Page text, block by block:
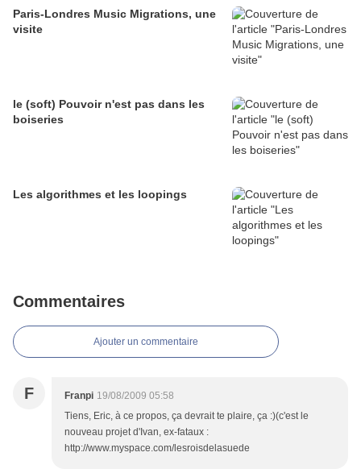
Paris-Londres Music Migrations, une
visite
le (soft) Pouvoir n'est pas dans les
boiseries
Les algorithmes et les loopings
Commentaires
Ajouter un commentaire
F Franpi 19/08/2009 05:58
Tiens, Eric, à ce propos, ça devrait te plaire, ça :)(c'est le
nouveau projet d'Ivan, ex-fataux :
http://www.myspace.com/lesroisdelasuede